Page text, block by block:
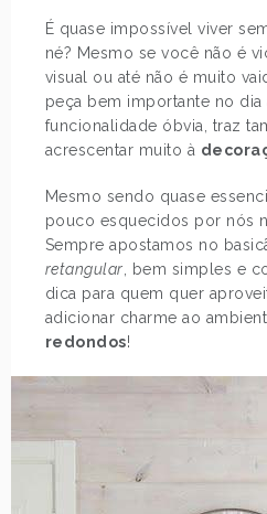
É quase impossível viver
né? Mesmo se você não é
visual ou até não é muito
peça bem importante no dia
funcionalidade óbvia, traz
acrescentar muito à
Mesmo sendo quase
pouco esquecidos por nós
Sempre apostamos no
retangular , bem simples e
dica para quem quer
adicionar charme ao
redondos!
POST ANTERIOR
JODIANNE E SUAS FOTOS
DELICADAS DE FLORES